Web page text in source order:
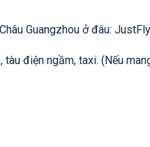
Guangzhou ở đâu:
điện ngầm, taxi. (Nếu